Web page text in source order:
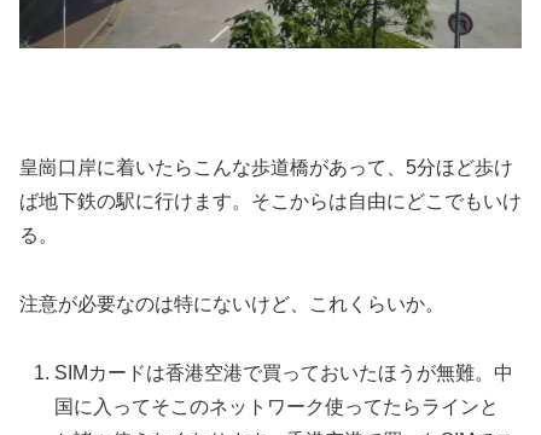
皇崗口岸に着いたらこんな歩道橋があって、5分ほど歩け
ば地下鉄の駅に行けます。そこからは自由にどこでもいけ
る。
注意が必要なのは特にないけど、これくらいか。
SIMカードは香港空港で買っておいたほうが無難。中
国に入ってそこのネットワーク使ってたらラインと